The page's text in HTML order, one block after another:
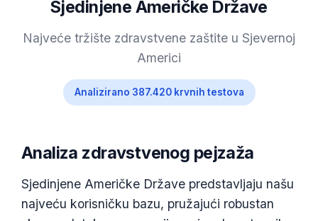
Sjedinjene Američke Države
Najveće tržište zdravstvene zaštite u Sjevernoj
Americi
Analizirano 387.420 krvnih testova
Analiza zdravstvenog pejzaža
Sjedinjene Američke Države predstavljaju našu
najveću korisničku bazu, pružajući robustan